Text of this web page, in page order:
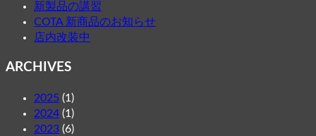
新製品の講習
COTA 新商品のお知らせ
店内改装中
ARCHIVES
2025 (1)
2024 (1)
2023 (6)